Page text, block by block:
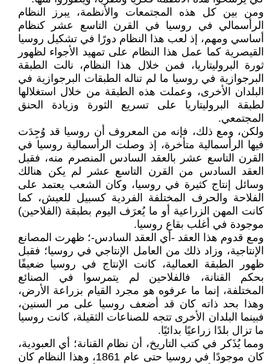
ومن بين كل هذه المجتمعات والأنظمة، يبرز النظام
الرأسمالي في روسيا في القرن التاسع عشر كنظام
أساسي ومهم، إذ لعب هذا النظام دورًا في تشكيل روسيا
القيصرية كما عمل هذا النظام على تمهيد الأجواء لظهور
ثورة البروليتاريا، فمن خلال هذا النظام، نالت الطبقة
البرجوازية في روسيا ما لم تناله الطبقات البرجوازية في
البلدان الأخرى، وعملت هذه الطبقة من خلال استغلالها
لطبقة البروليتاريا على تسريع الثورة وزيادة الحنق
المجتمعي.
ولكن، ومع ذلك، فإنه من المعروف أن روسيا قد وُجِدَت
فيها الرأسمالية متأخرة، إذ وصلت الرأسمالية روسيا في
القرن التاسع عشر بالعقد السادس المنصرم منه، فقبل
العقد السادس من القرن التاسع عشر لم يكن هنالك
وسائل إنتاج كثيرة في روسيا، وكان الشعب يعتمد على
الفلاحة والحرف المختلفة الفردية كسبيل للعيش، كما
كانت المهن الزراعية أو ما يُعرَف اليوم بطبقة (الفلاحين)
موجودة في أغلب بقاع روسيا.
ومع قدوم هذا العقد -أي العقد السادس-؛ ظهرت المصانع
الإنتاجية، وزاد ذلك من العامل الإنتاجي في روسيا؛ فقبل
ظهور الطبقة العمالية، كانت الإنتاج في روسيا ضعيفًا
بحكم القنانة، فالفلاحين لم يتمرسوا في الصنائع
المختلفة، إنما ما عرفوه هو مجرد القيام بزراعة الأرض،
وهذا بحد ذاته كان قد أضعف روسيا على مر السنين،
فبينما البلدان الأخرى تتجه للصناعات الثقيلة، كانت روسيا
ما تزال بلدًا زراعيًا بدائيًا.
ومما يُذَكر في كتب التاريخ، أن نظام القنانة؛ أي العبودية،
كان موجودًا في روسيا حتى عام 1861، وهذا النظام كان